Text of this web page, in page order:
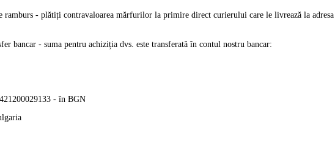
ramburs - plătiți contravaloarea mărfurilor la primire direct curierului care le livrează la adresa
bancar - suma pentru achiziția dvs. este transferată în contul nostru bancar:
-în BGN